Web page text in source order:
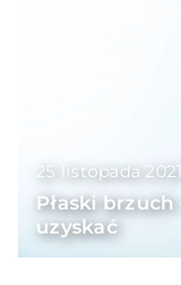
25 listopada 2021
Płaski
uzyskać